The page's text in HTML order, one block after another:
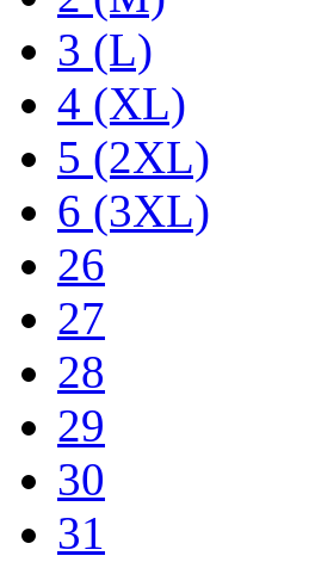
3 (L)
4 (XL)
5 (2XL)
6 (3XL)
26
27
28
29
30
31